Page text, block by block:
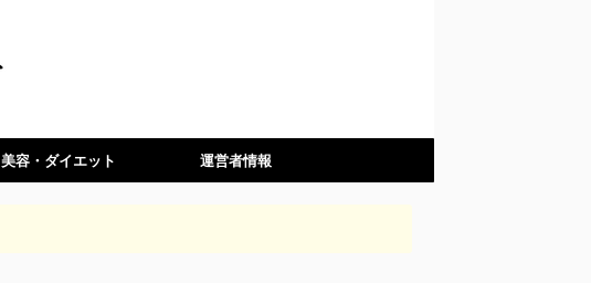
美容・ダイエット 運営者情報